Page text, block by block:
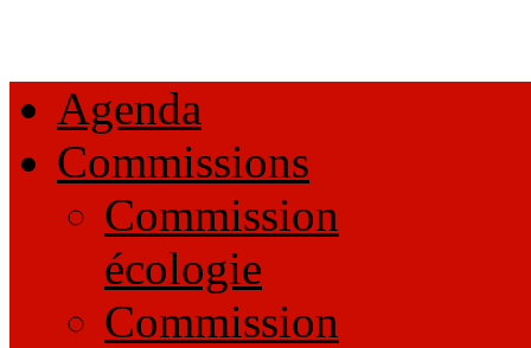
Agenda
Commissions
Commission
écologie
Commission